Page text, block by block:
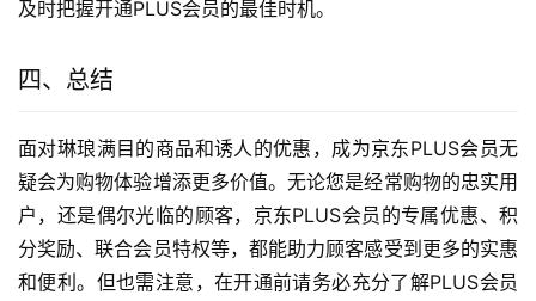
及时把握开通PLUS会员的最佳时机。
四、总结
面对琳琅满目的商品和诱人的优惠，成为京东PLUS会员无
疑会为购物体验增添更多价值。无论您是经常购物的忠实用
户，还是偶尔光临的顾客，京东PLUS会员的专属优惠、积
分奖励、联合会员特权等，都能助力顾客感受到更多的实惠
和便利。但也需注意，在开通前请务必充分了解PLUS会员